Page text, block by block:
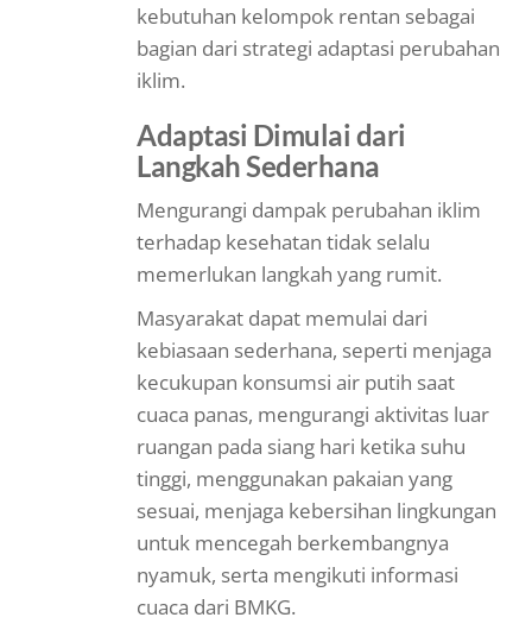
kebutuhan kelompok rentan sebagai
bagian dari strategi adaptasi perubahan
iklim.
Adaptasi Dimulai dari
Langkah Sederhana
Mengurangi dampak perubahan iklim
terhadap kesehatan tidak selalu
memerlukan langkah yang rumit.
Masyarakat dapat memulai dari
kebiasaan sederhana, seperti menjaga
kecukupan konsumsi air putih saat
cuaca panas, mengurangi aktivitas luar
ruangan pada siang hari ketika suhu
tinggi, menggunakan pakaian yang
sesuai, menjaga kebersihan lingkungan
untuk mencegah berkembangnya
nyamuk, serta mengikuti informasi
cuaca dari BMKG.